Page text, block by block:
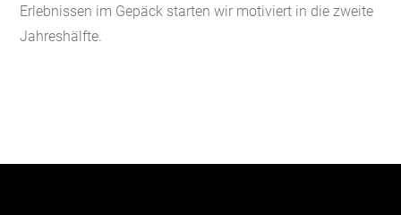
Erlebnissen im Gepäck starten wir motiviert in die zweite
Jahreshälfte.